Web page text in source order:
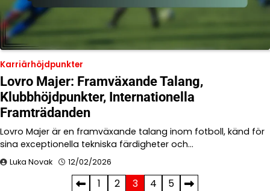
Karriärhöjdpunkter
Lovro Majer: Framväxande Talang,
Klubbhöjdpunkter, Internationella
Framträdanden
Lovro Majer är en framväxande talang inom fotboll, känd för
sina exceptionella tekniska färdigheter och…
Luka Novak 12/02/2026
1 2 3 4 5